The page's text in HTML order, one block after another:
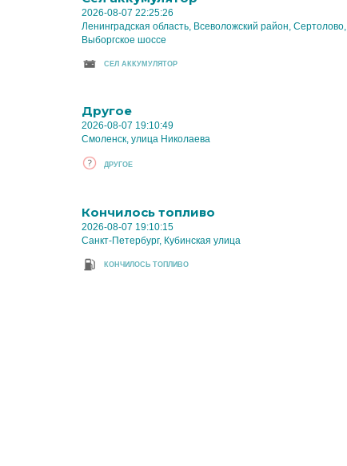
2026-08-07 22:25:26
Ленинградская область, Всеволожский район, Сертолово,
Выборгское шоссе
CЕЛ АККУМУЛЯТОР
Другое
2026-08-07 19:10:49
Смоленск, улица Николаева
ДРУГОЕ
Кончилось топливо
2026-08-07 19:10:15
Санкт-Петербург, Кубинская улица
КОНЧИЛОСЬ ТОПЛИВО